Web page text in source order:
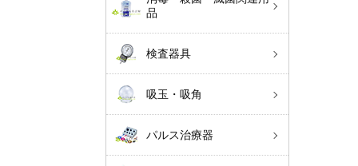
品
検査器具
吸玉・吸角
パルス治療器